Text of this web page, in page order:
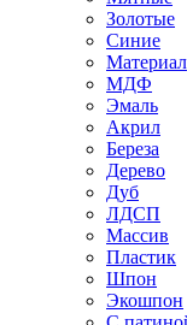
Золотые
Синие
Материал
МДФ
Эмаль
Акрил
Береза
Дерево
Дуб
ЛДСП
Массив
Пластик
Шпон
Экошпон